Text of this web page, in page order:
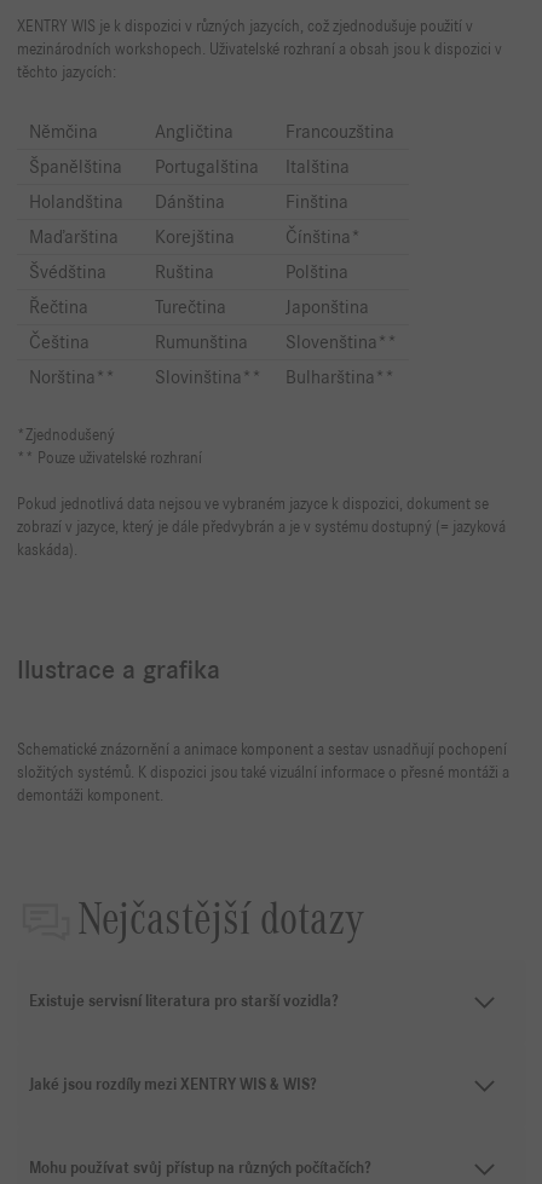
XENTRY WIS je k dispozici v různých jazycích, což zjednodušuje použití v
mezinárodních workshopech. Uživatelské rozhraní a obsah jsou k dispozici v
těchto jazycích:
Němčina Angličtina
Francouzština
Španělština
Portugalština
Italština
Holandština
Dánština
Finština
Maďarština
Korejština
Čínština*
Švédština
Ruština
Polština
Řečtina
Turečtina
Japonština
Čeština
Rumunština
Slovenština**
Norština**
Slovinština** Bulharština**
*Zjednodušený
** Pouze uživatelské rozhraní
Pokud jednotlivá data nejsou ve vybraném jazyce k dispozici, dokument se
zobrazí v jazyce, který je dále předvybrán a je v systému dostupný (= jazyková
kaskáda).
Ilustrace a grafika
Schematické znázornění a animace komponent a sestav usnadňují pochopení
složitých systémů. K dispozici jsou také vizuální informace o přesné montáži a
demontáži komponent.
Nejčastější dotazy
Existuje servisní literatura pro starší vozidla?
Jaké jsou rozdíly mezi XENTRY WIS & WIS?
Mohu používat svůj přístup na různých počítačích?